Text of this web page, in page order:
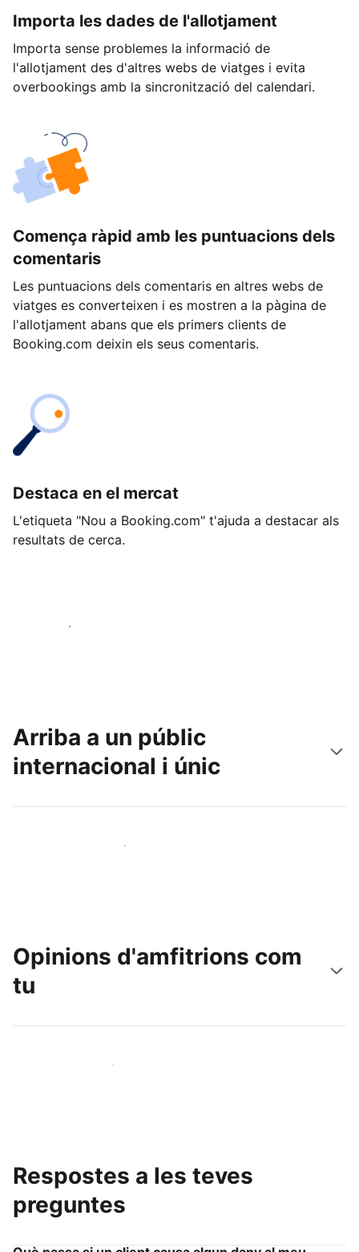
Importa les dades de l'allotjament
Importa sense problemes la informació de
l'allotjament des d'altres webs de viatges i evita
overbookings amb la sincronització del calendari.
Comença ràpid amb les puntuacions dels
comentaris
Les puntuacions dels comentaris en altres webs de
viatges es converteixen i es mostren a la pàgina de
l'allotjament abans que els primers clients de
Booking.com deixin els seus comentaris.
Destaca en el mercat
L'etiqueta "Nou a Booking.com" t'ajuda a destacar als
resultats de cerca.
Comença avui
Arriba a un públic
internacional i únic
Arriba a nous clients avui mateix
Opinions d'amfitrions com
tu
Uneix-te a amfitrions com tu
Respostes a les teves
preguntes